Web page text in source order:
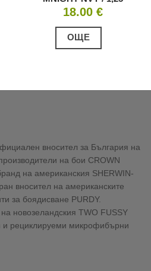
18.00 €
ОЩЕ
вносител за България на
на бои CROWN
на американския SHERWIN-
вносител на американските
за боядисване PURDY.
новозеландския TWO FUSSY
и рециклируеми микрофибърни